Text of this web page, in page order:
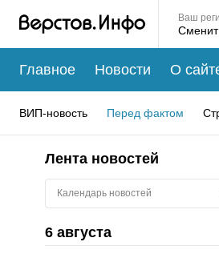
Ваш
Главное Новости О
ВИП-новость Перед фактом
Лента новостей
Календарь новостей
6 августа